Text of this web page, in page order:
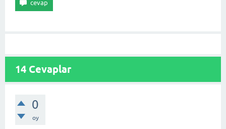
14 Cevaplar
0
oy